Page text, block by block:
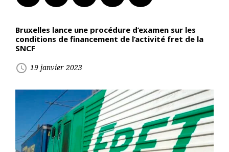
Bruxelles lance une procédure d’examen sur les
conditions de financement de l’activité fret de la
SNCF
access_time 19 janvier 2023